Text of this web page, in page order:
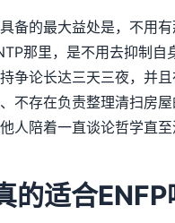
备的最大益处是，不用
那里，是不用去抑制自
争论长达三天三夜，并
不存在负责整理清扫房
人陪着一直谈论哲学直
的适合ENFP